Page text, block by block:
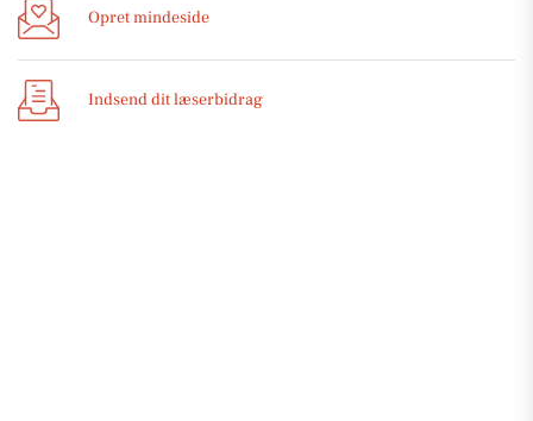
Opret mindeside
Indsend dit læserbidrag